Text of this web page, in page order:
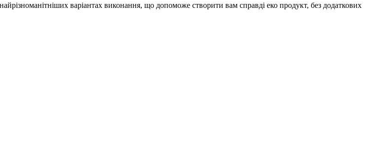
варіантах виконання, що допоможе створити вам справді еко продукт, без додаткових